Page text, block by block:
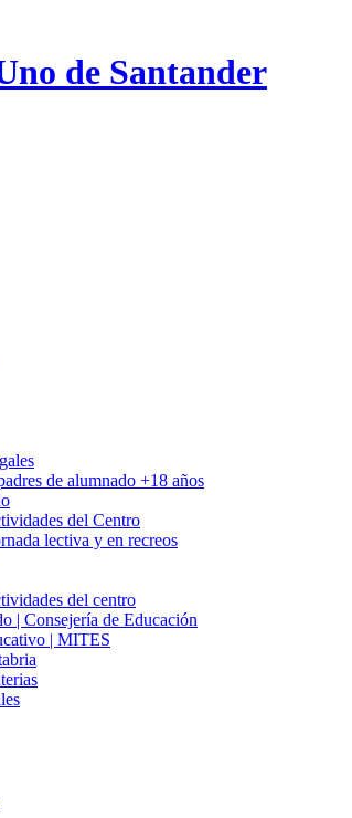
de Santander
de alumnado +18 años
del Centro
lectiva y en recreos
del centro
| Consejería de Educación
| MITES